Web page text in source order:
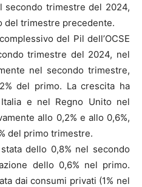
secondo trimestre del 2024,
del trimestre precedente.
del Pil dell’OCSE
trimestre del 2024, nel
nel secondo trimestre,
del primo. La crescita ha
e nel Regno Unito nel
allo 0,2% e allo 0,6%,
del primo trimestre.
dello 0,8% nel secondo
dello 0,6% nel primo.
dai consumi privati (1% nel